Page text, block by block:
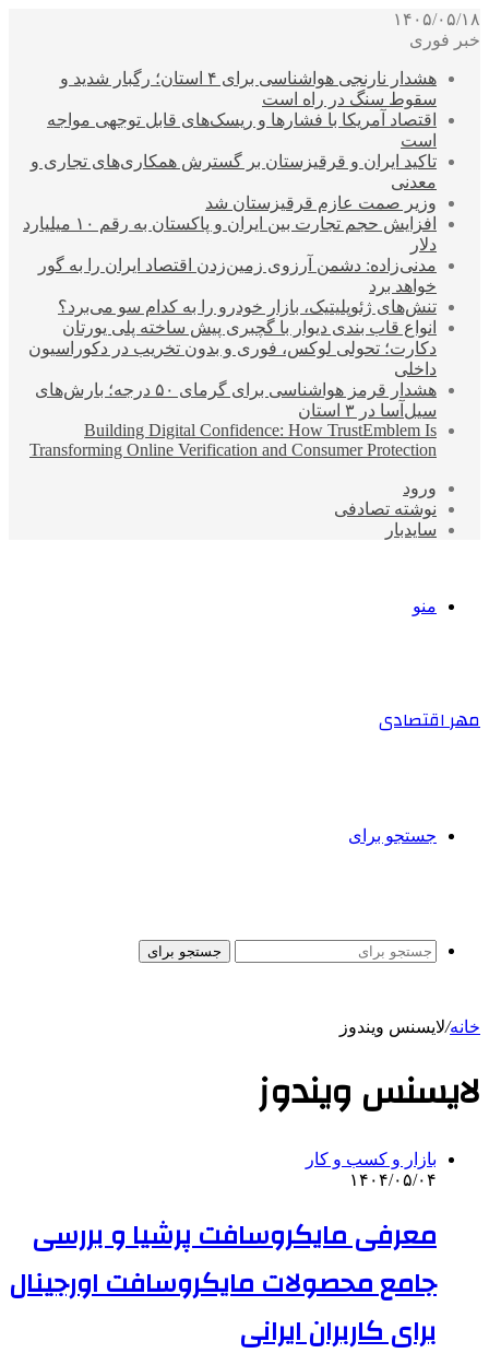
۱۴۰۵/۰۵/۱۸
خبر فوری
هشدار نارنجی هواشناسی برای ۴ استان؛ رگبار شدید و
سقوط سنگ در راه است
اقتصاد آمریکا با فشارها و ریسک‌های قابل توجهی مواجه
است
تاکید ایران و قرقیزستان بر گسترش همکاری‌های تجاری و
معدنی
وزیر صمت عازم قرقیزستان شد
افزایش حجم تجارت بین ایران و پاکستان به رقم ۱۰ میلیارد
دلار
مدنی‌زاده: دشمن آرزوی زمین‌زدن اقتصاد ایران را به گور
خواهد برد
تنش‌های ژئوپلیتیک، بازار خودرو را به کدام سو می‌برد؟
انواع قاب بندی دیوار با گچبری پیش ساخته پلی یورتان
دکارت؛ تحولی لوکس، فوری و بدون تخریب در دکوراسیون
داخلی
هشدار قرمز هواشناسی برای گرمای ۵۰ درجه؛ بارش‌های
سیل‌آسا در ۳ استان
Building Digital Confidence: How TrustEmblem Is
Transforming Online Verification and Consumer Protection
ورود
نوشته تصادفی
سایدبار
منو
مهر اقتصادی
جستجو برای
جستجو برای
خانه/لایسنس ویندوز
لایسنس ویندوز
بازار و کسب و کار
۱۴۰۴/۰۵/۰۴
معرفی مایکروسافت پرشیا و بررسی
جامع محصولات مایکروسافت اورجینال
برای کاربران ایرانی